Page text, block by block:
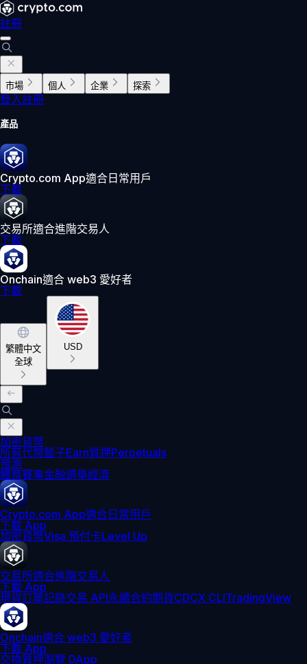
註冊
市場 個人 企業 探索
登入註冊
產品
Crypto.com App適合日常用戶
下載
交易所適合進階交易人
下載
Onchain適合 web3 愛好者
下載
繁體中文
全球
USD
加密貨幣
所有代幣籃子Earn質押Perpetuals
預測
體育賽事金融選舉經濟
Crypto.com App適合日常用戶
下載 App
加密貨幣Visa 預付卡Level Up
交易所適合進階交易人
下載 App
現貨訂單記錄交易 API永續合約期貨CDCX CLITradingView
Onchain適合 web3 愛好者
下載 App
交換質押瀏覽 DApp